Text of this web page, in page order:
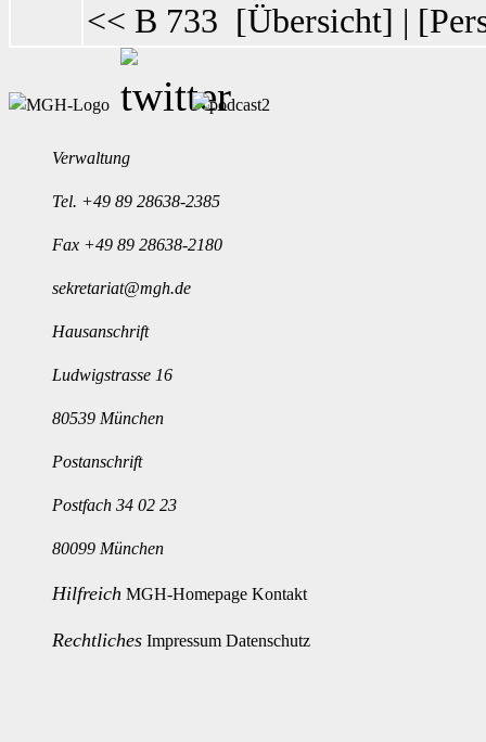
<< B 733 [Übersicht] | [
Verwaltung
Tel. +49 89 28638-2385
Fax +49 89 28638-2180
sekretariat@mgh.de
Hausanschrift
Ludwigstrasse 16
80539 München
Postanschrift
Postfach 34 02 23
80099 München
Hilfreich MGH-Homepage Kontakt
Rechtliches Impressum Datenschutz